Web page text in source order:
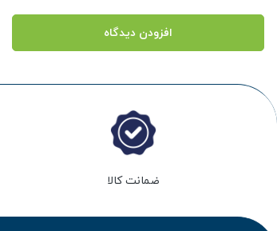
افزودن دیدگاه
ضمانت کالا